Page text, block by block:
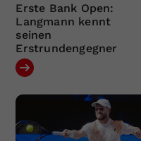
Erste Bank Open:
Langmann kennt
seinen
Erstrundengegner